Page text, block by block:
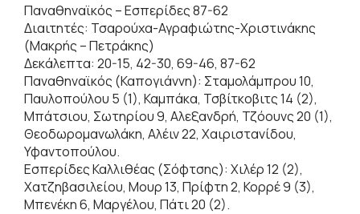
Παναθηναϊκός – Εσπερίδες 87-62
Διαιτητές: Τσαρούχα-Αγραφιώτης-Χριστινάκης
(Μακρής – Πετράκης)
Δεκάλεπτα: 20-15, 42-30, 69-46, 87-62
Παναθηναϊκός (Καπογιάννη): Σταμολάμπρου 10,
Παυλοπούλου 5 (1), Καμπάκα, Τσβίτκοβιτς 14 (2),
Μπάτσιου, Σωτηρίου 9, Αλεξανδρή, Τζόουνς 20 (1),
Θεοδωρομανωλάκη, Αλέιν 22, Χαιριστανίδου,
Υφαντοπούλου.
Εσπερίδες Καλλιθέας (Σόφτσης): Χιλέρ 12 (2),
Χατζηβασιλείου, Μουρ 13, Πρίφτη 2, Κορρέ 9 (3),
Μπενέκη 6, Μαργέλου, Πάτι 20 (2).